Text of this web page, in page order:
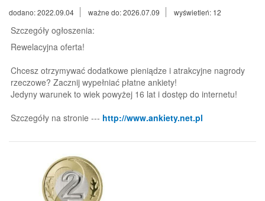
dodano: 2022.09.04 ważne do: 2026.07.09 wyświetleń: 12
Szczegóły ogłoszenia:
Rewelacyjna oferta!
Chcesz otrzymywać dodatkowe pieniądze i atrakcyjne nagrody
rzeczowe? Zacznij wypełniać płatne ankiety!
Jedyny warunek to wiek powyżej 16 lat i dostęp do internetu!
Szczegóły na stronie --- http://www.ankiety.net.pl